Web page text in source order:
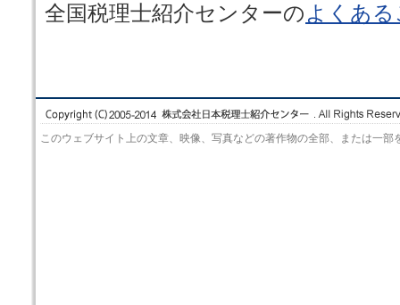
全国税理士紹介センターのよくあ
このウェブサイト上の文章、映像、写真などの著作物の全部、または一